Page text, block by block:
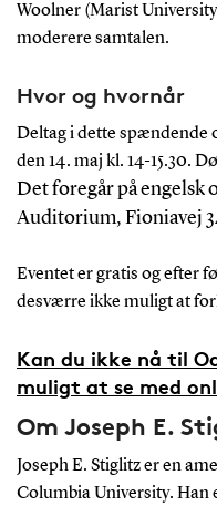
Woolner (Marist
moderere samtalen.
Hvor og hvornår
Deltag i dette spændende
den 14. maj kl. 14-15.30.
Det foregår på engelsk
Auditorium, Fioniavej
Eventet er gratis og efter
desværre ikke muligt at
Kan du ikke nå til
muligt at se med
Om Joseph E.
Joseph E. Stiglitz er en
Columbia University. Han